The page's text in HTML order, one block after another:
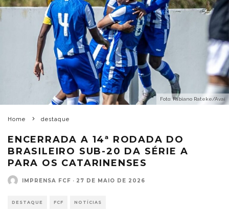
Foto: Fabiano Rateke/Avaí
Home destaque
ENCERRADA A 14ª RODADA DO
BRASILEIRO SUB-20 DA SÉRIE A
PARA OS CATARINENSES
IMPRENSA FCF · 27 DE MAIO DE 2026
DESTAQUE FCF NOTÍCIAS